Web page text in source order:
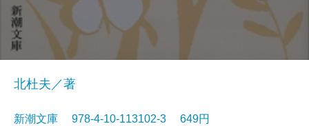
北杜夫／著
新潮文庫 978-4-10-113102-3 649円